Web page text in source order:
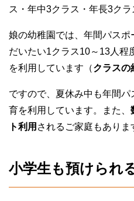
ス・年中3クラス・年長3クラ
娘の幼稚園では、年間パスポ
だいたい1クラス10～13人程
を利用しています（クラスの
ですので、夏休み中も年間
育を利用しています。また、
ト利用 されるご家庭もありま
小学生も預けられ